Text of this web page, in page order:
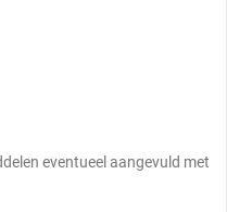
eventueel aangevuld met